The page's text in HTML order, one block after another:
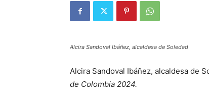
Alcira Sandoval Ibáñez, alcaldesa de Soledad
Alcira Sandoval Ibáñez, alcaldesa de
de Colombia 2024.